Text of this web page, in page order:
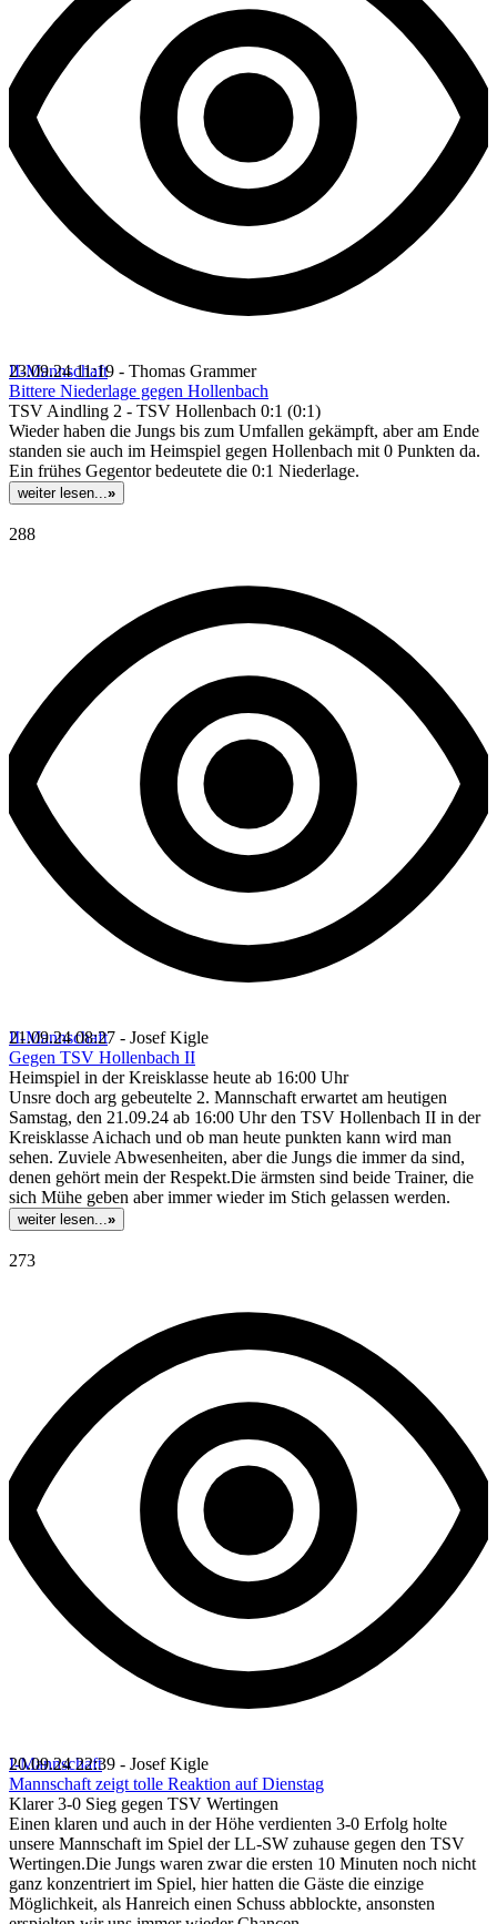
II-Mannschaft
23.09.24 11:19 - Thomas Grammer
Bittere Niederlage gegen Hollenbach
TSV Aindling 2 - TSV Hollenbach 0:1 (0:1)
Wieder haben die Jungs bis zum Umfallen gekämpft, aber am Ende
standen sie auch im Heimspiel gegen Hollenbach mit 0 Punkten da.
Ein frühes Gegentor bedeutete die 0:1 Niederlage.
weiter lesen...»
288
II-Mannschaft
21.09.24 08:27 - Josef Kigle
Gegen TSV Hollenbach II
Heimspiel in der Kreisklasse heute ab 16:00 Uhr
Unsre doch arg gebeutelte 2. Mannschaft erwartet am heutigen
Samstag, den 21.09.24 ab 16:00 Uhr den TSV Hollenbach II in der
Kreisklasse Aichach und ob man heute punkten kann wird man
sehen. Zuviele Abwesenheiten, aber die Jungs die immer da sind,
denen gehört mein der Respekt.Die ärmsten sind beide Trainer, die
sich Mühe geben aber immer wieder im Stich gelassen werden.
weiter lesen...»
273
I-Mannschaft
20.09.24 22:39 - Josef Kigle
Mannschaft zeigt tolle Reaktion auf Dienstag
Klarer 3-0 Sieg gegen TSV Wertingen
Einen klaren und auch in der Höhe verdienten 3-0 Erfolg holte
unsere Mannschaft im Spiel der LL-SW zuhause gegen den TSV
Wertingen.Die Jungs waren zwar die ersten 10 Minuten noch nicht
ganz konzentriert im Spiel, hier hatten die Gäste die einzige
Möglichkeit, als Hanreich einen Schuss abblockte, ansonsten